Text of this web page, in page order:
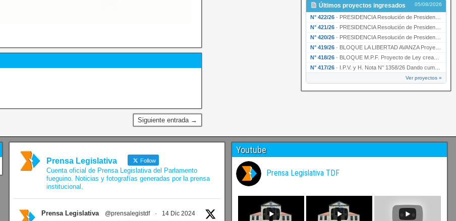
Siguiente entrada →
Últimos proyectos ingresados 05/08/2026
N° 422/26 · PRESIDENCIA Resolución de Presidencia N° 200/26 para su ratificación.
N° 421/26 · PRESIDENCIA Resolución de Presidencia N° 199/26 para su ratificación.
N° 420/26 · PRESIDENCIA Resolución de Presidencia N° 198/26 para su ratificación.
N° 419/26 · BLOQUE LA LIBERTAD AVANZA Proyecto de Ley declarando la esencialidad del servicio educativ…
N° 418/26 · BLOQUE M.P.F. Proyecto de Ley creando el Ente Único Regulador de servicios públicos de la …
N° 417/26 · I.P.V. y H. Nota N° 1358/26 Dando cumplimiento al artículo 29 de la Ley provincial N° 1399…
Ver proyectos »
Prensa Legislativa Follow
Cuenta oficial de Prensa Legislativa del Parlamento
fueguino. Noticias y fotografías generadas por la prensa
institucional.
Prensa Legislativa @prensalegistdf · 14 Dic 2024
Youtube
Prensa Legislativa TDF